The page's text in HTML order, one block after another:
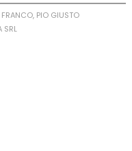
PIO GIUSTO
SRL